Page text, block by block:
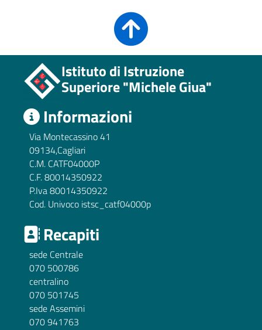
Istituto di Istruzione
Superiore "Michele Giua"
Informazioni
Via Montecassino 41
09134,Cagliari
C.M. CATF04000P
C.F. 80014350922
P.Iva 80014350922
Cod. Univoco istsc_catf04000p
Recapiti
sede Centrale
070 500786
centralino
070 501745
sede Assemini
070 941763